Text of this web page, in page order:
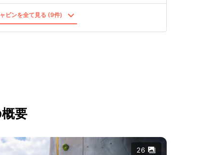
ビンを全て見る (9件)
要
26